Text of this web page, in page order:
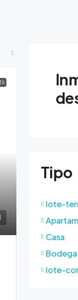
Tipo
lote-
Casa
Bodega
lote-